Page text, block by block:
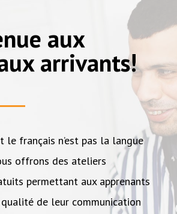
aux
arrivants!
le français n’est pas la langue
offrons des ateliers
permettant aux apprenants
de leur communication